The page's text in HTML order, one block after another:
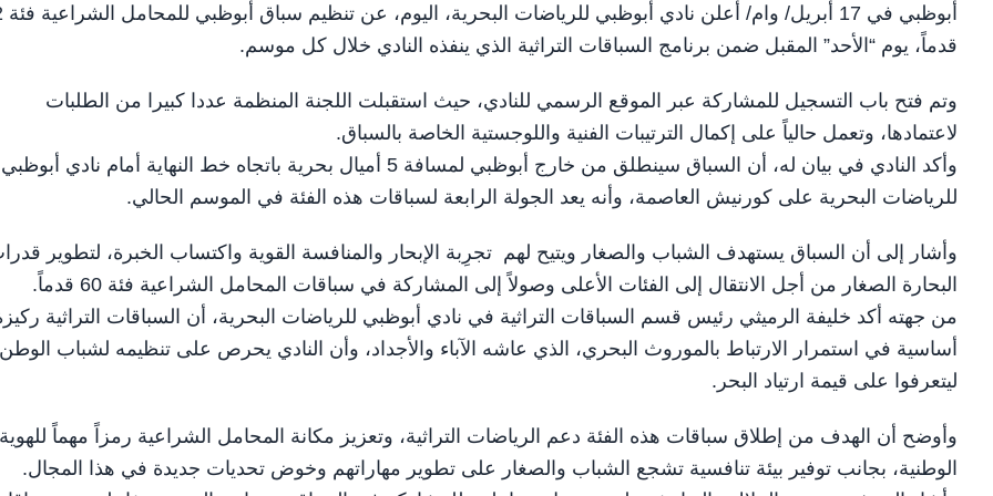
أبوظبي في
قدماً، يوم “الأحد” المقبل ضمن برنامج السباقات التراثية الذي ينفذه النادي خلال كل موسم.
وتم فتح باب التسجيل للمشاركة عبر الموقع الرسمي للنادي، حيث استقبلت اللجنة المنظمة عددا كبيرا من الطلبات
لاعتمادها، وتعمل حالياً على إكمال الترتيبات الفنية واللوجستية الخاصة بالسباق.
وأكد النادي في بيان له، أن السباق سينطلق من خارج أبوظبي لمسافة 5 أميال بحرية باتجاه خط النهاية أمام نادي أبوظبي
للرياضات البحرية على كورنيش العاصمة، وأنه يعد الجولة الرابعة لسباقات هذه الفئة في الموسم الحالي.
وأشار إلى أن السباق يستهدف الشباب والصغار ويتيح لهم تجرِبة الإبحار والمنافسة القوية واكتساب الخبرة، لتطوير
البحارة الصغار من أجل الانتقال إلى الفئات الأعلى وصولاً إلى المشاركة في سباقات المحامل الشراعية فئة 60 قدماً.
من جهته أكد خليفة الرميثي رئيس قسم السباقات التراثية في نادي أبوظبي للرياضات البحرية، أن السباقات التراثية
أساسية في استمرار الارتباط بالموروث البحري، الذي عاشه الآباء والأجداد، وأن النادي يحرص على تنظيمه لشباب الوطن
ليتعرفوا على قيمة ارتياد البحر.
وأوضح أن الهدف من إطلاق سباقات هذه الفئة دعم الرياضات التراثية، وتعزيز مكانة المحامل الشراعية رمزاً مهماً للهوية
الوطنية، بجانب توفير بيئة تنافسية تشجع الشباب والصغار على تطوير مهاراتهم وخوض تحديات جديدة في هذا المجال.